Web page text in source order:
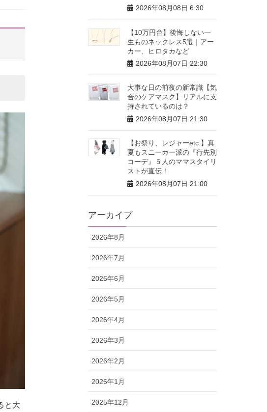
と大
2026年08月08日 6:30
【10万円台】後悔しない一
生ものネックレス5選｜アー
カー、ヒロタカなど
2026年08月07日 22:30
大事な日の前夜の新常識【気
合のケアマスク】リアルに支
持されているのは？
2026年08月07日 21:30
【お祭り、レジャーetc.】真
夏もスニーカー派の『行先別
コーデ』５人のママスタイリ
ストが直伝！
2026年08月07日 21:00
アーカイブ
2026年8月
2026年7月
2026年6月
2026年5月
2026年4月
2026年3月
2026年2月
2026年1月
2025年12月